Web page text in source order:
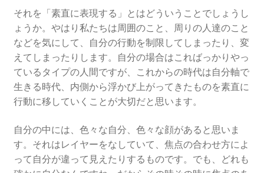
それを「素直に表現する」とはどういうことでしょうし
ょうか。やはり私たちは周囲のこと、周りの人達のこと
などを気にして、自分の行動を制限してしまったり、変
えてしまったりします。自分の場合はこればっかりやっ
ているタイプの人間ですが、これからの時代は自分軸で
生きる時代、内側から浮かび上がってきたものを素直に
行動に移していくことが大切だと思います。
自分の中には、色々な自分、色々な顔があると思いま
す。それはレイヤーをなしていて、焦点の合わせ方によ
って自分が違って見えたりするものです。でも、どれも